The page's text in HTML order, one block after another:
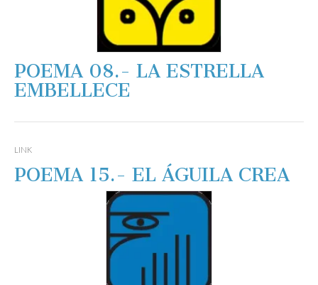
POEMA 08.- LA ESTRELLA
EMBELLECE
LINK
POEMA 15.- EL ÁGUILA CREA